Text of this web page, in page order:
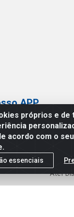
próprios e de
acordo com o
essenciais
APP
Atef